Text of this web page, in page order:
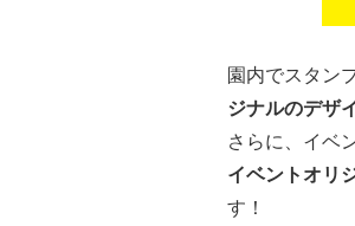
園内でスタン
ジナルのデザ
さらに、イベ
イベントオリ
す！